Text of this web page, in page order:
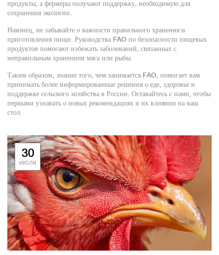
продукты, а фермеры получают поддержку, необходимую для
сохранения экологии.
Наконец, не забывайте о важности правильного хранения и
приготовления пищи. Руководства FAO по безопасности пищевых
продуктов помогают избежать заболеваний, связанных с
неправильным хранением мяса или рыбы.
Таким образом, знание того, чем занимается FAO, помогает вам
принимать более информированные решения о еде, здоровье и
поддержке сельского хозяйства в России. Оставайтесь с нами, чтобы
первыми узнавать о новых рекомендациях и их влиянии на ваш
стол.
30
ИЮЛЯ